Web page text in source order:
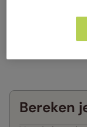
Bereken